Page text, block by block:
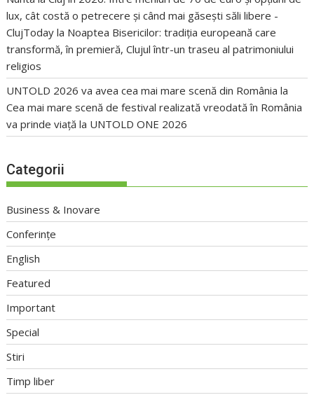
lux, cât costă o petrecere și când mai găsești săli libere -
ClujToday la Noaptea Bisericilor: tradiția europeană care
transformă, în premieră, Clujul într-un traseu al patrimoniului
religios
UNTOLD 2026 va avea cea mai mare scenă din România la
Cea mai mare scenă de festival realizată vreodată în România
va prinde viață la UNTOLD ONE 2026
Categorii
Business & Inovare
Conferințe
English
Featured
Important
Special
Stiri
Timp liber